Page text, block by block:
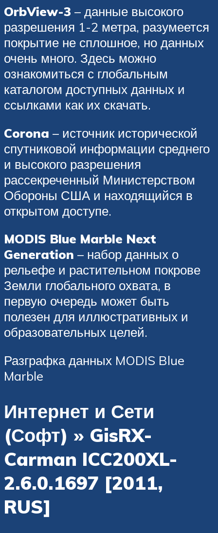
OrbView-3 – данные высокого
разрешения 1-2 метра, разумеется
покрытие не сплошное, но данных
очень много. Здесь можно
ознакомиться с глобальным
каталогом доступных данных и
ссылками как их скачать.
Corona – источник исторической
спутниковой информации среднего
и высокого разрешения
рассекреченный Министерством
Обороны США и находящийся в
открытом доступе.
MODIS Blue Marble Next
Generation – набор данных о
рельефе и растительном покрове
Земли глобального охвата, в
первую очередь может быть
полезен для иллюстративных и
образовательных целей.
Разграфка данных MODIS Blue
Marble
Интернет и Сети
(Софт) » GisRX-
Carman ICC200XL-
2.6.0.1697 [2011,
RUS]